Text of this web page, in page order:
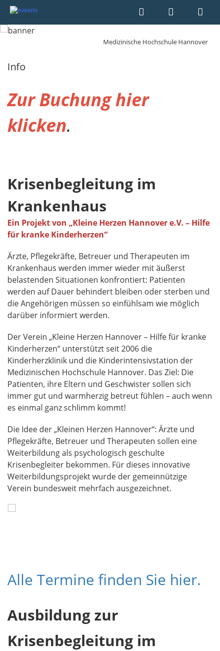
Medizinische Hochschule Hannover
Info
Zur Buchung hier
klicken.
Krisenbegleitung im
Krankenhaus
Ein Projekt von „Kleine Herzen Hannover e.V. – Hilfe
für kranke Kinderherzen“
Ärzte, Pflegekräfte, Betreuer und Therapeuten im
Krankenhaus werden immer wieder mit äußerst
belastenden Situationen konfrontiert: Patienten
werden auf Dauer behindert bleiben oder sterben und
die Angehörigen müssen so einfühlsam wie möglich
darüber informiert werden.
Der Verein „Kleine Herzen Hannover – Hilfe für kranke
Kinderherzen“ unterstützt seit 2006 die
Kinderherzklinik und die Kinderintensivstation der
Medizinischen Hochschule Hannover. Das Ziel: Die
Patienten, ihre Eltern und Geschwister sollen sich
immer gut und warmherzig betreut fühlen – auch wenn
es einmal ganz schlimm kommt!
Die Idee der „Kleinen Herzen Hannover“: Ärzte und
Pflegekräfte, Betreuer und Therapeuten sollen eine
Weiterbildung als psychologisch geschulte
Krisenbegleiter bekommen. Für dieses innovative
Weiterbildungsprojekt wurde der gemeinnützige
Verein bundesweit mehrfach ausgezeichnet.
Alle Termine finden Sie hier.
Ausbildung zur
Krisenbegleitung im